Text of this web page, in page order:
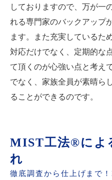
しておりますので、万が一
れる専門家のバックアップ
ます。また充実しているた
対応だけでなく、定期的な
て頂くのが心強い点と考え
でなく、家族全員が素晴ら
ることができるのです。
MIST工法®によ
れ
徹底調査から仕上げまで